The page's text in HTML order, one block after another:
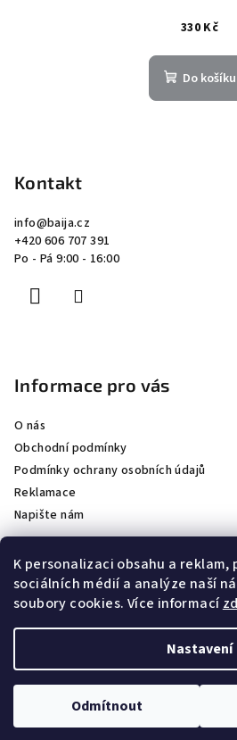
K personalizaci obsahu a
sociálních médií a analýze naší
soubory cookies. Více informací
Nastavení
Odmítnout
330 Kč
Do košíku
Kontakt
info@baija.cz
+420 606 707 391
Po - Pá 9:00 - 16:00
Informace pro vás
O nás
Obchodní podmínky
Podmínky ochrany osobních údajů
Reklamace
Napište nám
Partneři
Staňte se naším partnerem
nastavení
Vytvořil